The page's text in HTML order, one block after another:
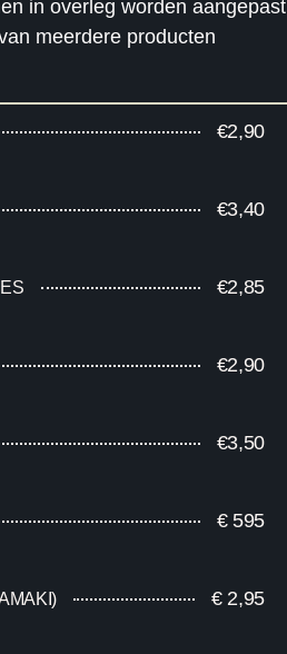
in overleg worden aangepast
meerdere producten
€2,90
€3,40
€2,85
€2,90
€3,50
€ 595​
€ 2,95